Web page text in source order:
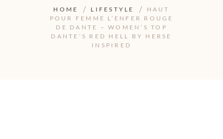
HOME LIFESTYLE
HAUT
POUR FEMME L’ENFER ROUGE
DE DANTE – WOMEN’S TOP
DANTE’S RED HELL BY HERSE
INSPIRED